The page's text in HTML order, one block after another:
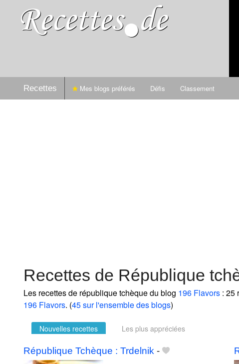
Recettes Mes blogs préférés Défis Classement
Recettes de République
Les recettes de république tchèque du blog 196 Flavors : 25
196 Flavors. (45 sur l'ensemble des blogs)
Nouvelles recettes Les plus appréciées
République Tchèque : Trdelnik -